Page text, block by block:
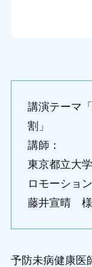
講演テーマ
割」
講師：
東京都立大
ロモーショ
藤井宣晴 様
予防未病健康医